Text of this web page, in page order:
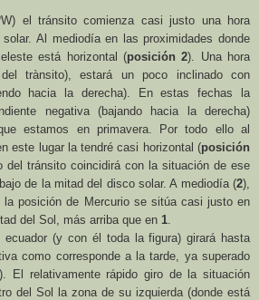
el tránsito comienza casi justo una hora
Al mediodía en las proximidades donde
está horizontal (posición 2). Una hora
trànsito), estará un poco inclinado con
hacia la derecha). En estas fechas la
negativa (bajando hacia la derecha)
estamos en primavera. Por todo ello al
este lugar la tendré casi horizontal (posición
del tránsito coincidirá con la situación de ese
de la mitad del disco solar. A mediodía (2),
la posición de Mercurio se sitúa casi justo en
del Sol, más arriba que en 1
ecuador (y con él toda la figura) girará hasta
como corresponde a la tarde, ya superado
). El relativamente rápido giro de la situación
del Sol la zona de su izquierda (donde está